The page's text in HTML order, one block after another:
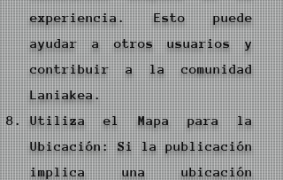
experiencia. Esto puede
ayudar a otros usuarios y
contribuir a la comunidad
Laniakea.
Utiliza el Mapa para la
Ubicación: Si la publicación
implica una ubicación